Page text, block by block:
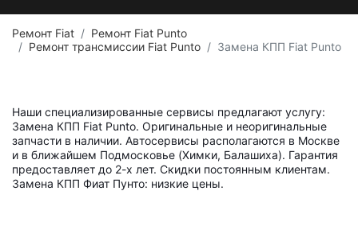
Ремонт Fiat
Ремонт Fiat Punto
Ремонт трансмиссии Fiat Punto
Замена КПП Fiat Punto
Наши специализированные сервисы предлагают услугу:
Замена КПП Fiat Punto. Оригинальные и неоригинальные
запчасти в наличии. Автосервисы располагаются в Москве
и в ближайшем Подмосковье (Химки, Балашиха). Гарантия
предоставляет до 2-х лет. Скидки постоянным клиентам.
Замена КПП Фиат Пунто: низкие цены.